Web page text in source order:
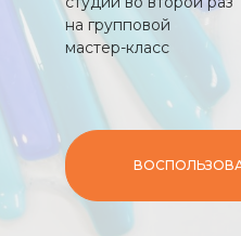
на групповой
мастер-класс